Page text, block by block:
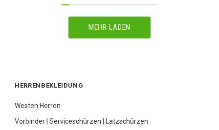
MEHR LADEN
HERRENBEKLEIDUNG
Westen Herren
Vorbinder | Serviceschürzen | Latzschürzen